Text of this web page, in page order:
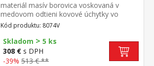
materiál masív borovica voskovaná v
medovom odtieni kovové úchytky vo
farebnom prevedení černená mosadz 2
otvorené police, 1 dvierka a 3 zásuvky s
kovovými pojazdmi
Kód produktu: 8074V
Skladom > 5 ks
308 € s DPH
-39% 513 € **